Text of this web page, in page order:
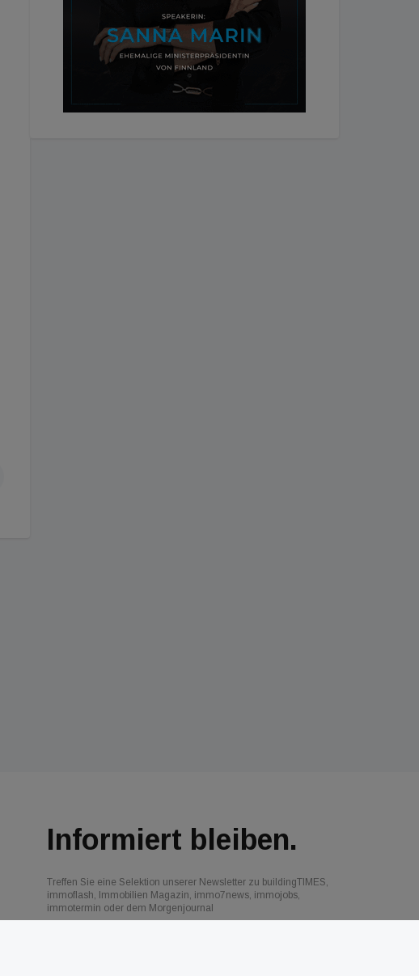
Informiert bleiben.
Treffen Sie eine Selektion unserer Newsletter zu buildingTIMES,
immoflash, Immobilien Magazin, immo7news, immojobs,
immotermin oder dem Morgenjournal